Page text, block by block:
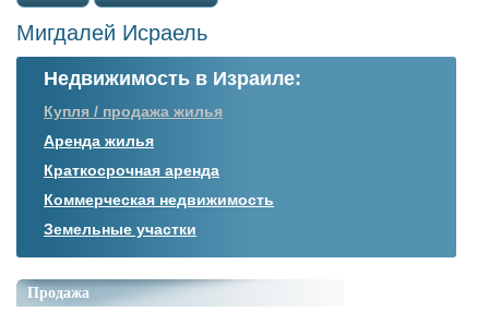
Мигдалей Исраель
Недвижимость в Израиле:
Купля / продажа жилья
Аренда жилья
Краткосрочная аренда
Коммерческая недвижимость
Земельные участки
Продажа